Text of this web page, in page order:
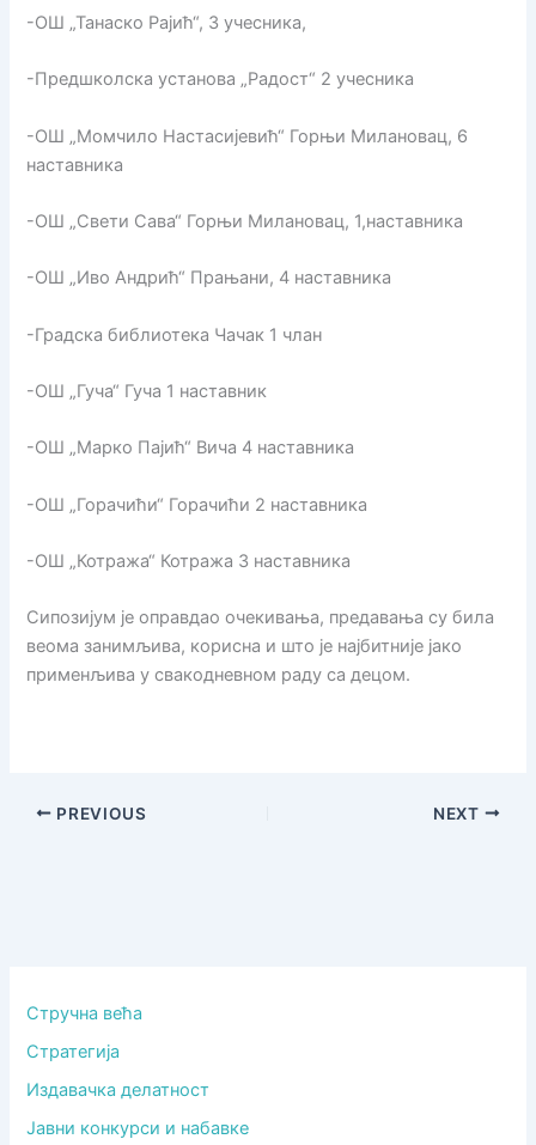
-ОШ „Танаско Рајић“, 3 учесника,
-Предшколска установа „Радост“ 2 учесника
-ОШ „Момчило Настасијевић“ Горњи Милановац, 6
наставника
-ОШ „Свети Сава“ Горњи Милановац, 1,наставника
-ОШ „Иво Андрић“ Прањани, 4 наставника
-Градска библиотека Чачак 1 члан
-ОШ „Гуча“ Гуча 1 наставник
-ОШ „Марко Пајић“ Вича 4 наставника
-ОШ „Горачићи“ Горачићи 2 наставника
-ОШ „Котража“ Котража 3 наставника
Сипозијум је оправдао очекивања, предавања су била
веома занимљива, корисна и што је најбитније јако
применљива у свакодневном раду са децом.
PREVIOUS NEXT
Стручна већа
Стратегија
Издавачка делатност
Јавни конкурси и набавке